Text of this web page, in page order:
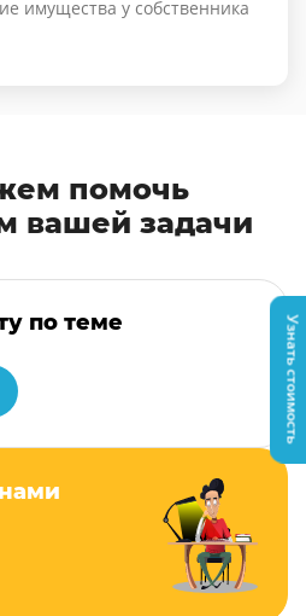
имущества у собственника
помочь
вашей задачи
по теме Узнать стоимость